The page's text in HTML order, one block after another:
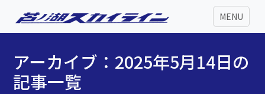
MENU
アーカイブ：2025年5月14日の
記事一覧